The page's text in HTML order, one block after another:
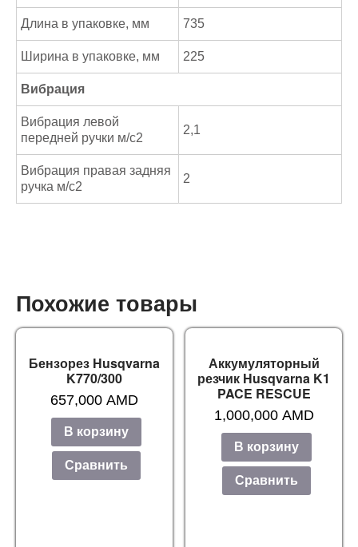
Длина в упаковке, мм 735
Ширина в упаковке, мм 225
Вибрация
Вибрация левой
передней ручки м/с2
2,1
Вибрация правая задняя
ручка м/с2
2
Похожие товары
Бензорез Husqvarna
K770/300
657,000 AMD
В корзину
Сравнить
Аккумуляторный
резчик Husqvarna K1
PACE RESCUE
1,000,000 AMD
В корзину
Сравнить